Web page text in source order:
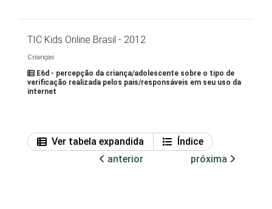
TIC Kids Online Brasil - 2012
Crianças
E6d - percepção da criança/adolescente sobre o tipo de
verificação realizada pelos pais/responsáveis em seu uso da
internet
Ver tabela expandida
Índice
anterior
próxima